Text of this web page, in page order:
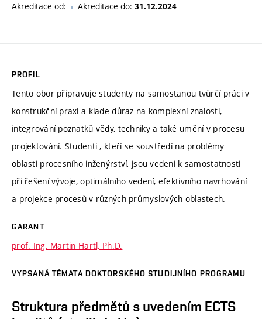
Akreditace od: Akreditace do: 31.12.2024
PROFIL
Tento obor připravuje studenty na samostanou tvůrčí práci v
konstrukční praxi a klade důraz na komplexní znalosti,
integrování poznatků vědy, techniky a také umění v procesu
projektování. Studenti , kteří se soustředí na problémy
oblasti procesního inženýrství, jsou vedeni k samostatnosti
při řešení vývoje, optimálního vedení, efektivního navrhování
a projekce procesů v různých průmyslových oblastech.
GARANT
prof. Ing. Martin Hartl, Ph.D.
VYPSANÁ TÉMATA DOKTORSKÉHO STUDIJNÍHO PROGRAMU
Struktura předmětů s uvedením ECTS